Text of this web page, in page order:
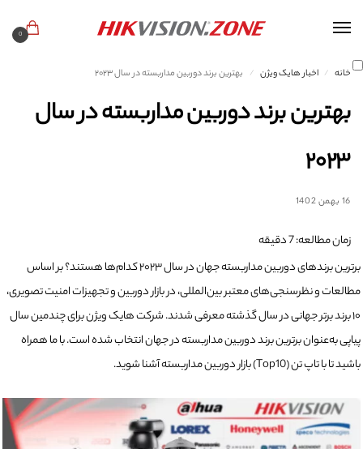
0
خانه / اخبار هایک ویژن / بهترین برند دوربین مداربسته در سال ۲۰۲۳
بهترین برند دوربین مداربسته در سال
۲۰۲۳
16 بهمن 1402
زمان مطالعه:7دقیقه
برترین برندهای دوربین مداربسته جهان در سال ۲۰۲۳ کدام‌ها هستند؟ بر اساس
مطالعات و نظرسنجی‌های معتبر بین‌المللی، در بازار دوربین و تجهیزات امنیت تصویری،
۱۰ برند برتر جهانی در سال گذشته معرفی شدند. شرکت هایک ویژن برای چندمین سال
پیاپی به‌عنوان برترین برند دوربین مداربسته در جهان انتخاب شده است. با ما همراه
باشید تا با تاپ تن (Top10) بازار دوربین مداربسته آشنا شوید.